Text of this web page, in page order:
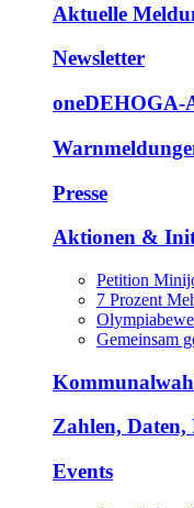
Aktuelle
Newsletter
oneDEHOGA-
Presse
Aktionen &
Petition
7 Prozent
Gemeinsam
Zahlen, Daten,
Events